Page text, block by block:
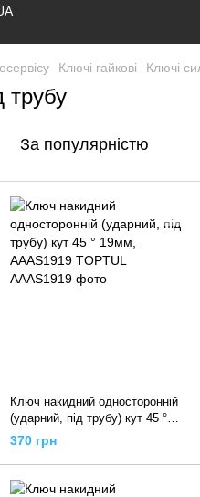
Ключі гайкові Ключі
трубу
За популярністю
Ключ накидний односторонній
(ударний, під трубу) кут 45 °
19мм, AAAS1919 TOPTUL
370 грн